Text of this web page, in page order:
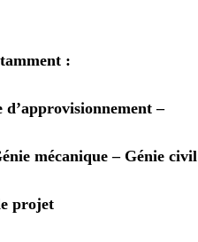
:
d’approvisionnement–
mécanique– Génie civil
projet